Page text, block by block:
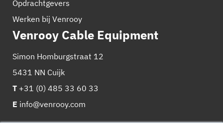
Opdrachtgevers
Werken bij Venrooy
Venrooy Cable Equipment
Simon Homburgstraat 12
5431 NN Cuijk
T +31 (0) 485 33 60 33
E info@venrooy.com